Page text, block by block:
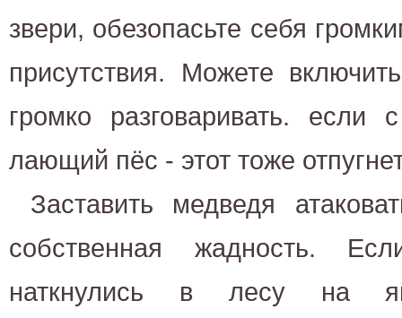
звери, обезопасьте себя
присутствия. Можете
громко разговаривать. если
лающий пёс - этот тоже
Заставить медведя
собственная жадность.
наткнулись в лесу на